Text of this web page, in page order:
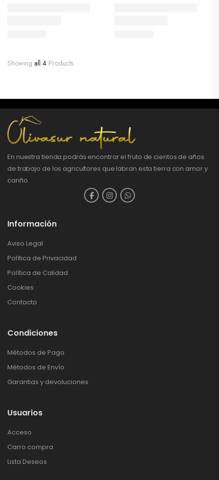
Showing all 4 Products
En nuestra tienda podrás encontrar el fruto de cientos de años
de trabajo de los agricultores que labran esta tierra con amor y
cariño.
Información
Aviso Legal
Política de Privacidad
Política de Calidad
Cookies
Contacto
Condiciones
Métodos de Pago
Métodos de Envío
Garantias y devoluciones
Usuarios
Acceso
Carro compra
Lista Deseos